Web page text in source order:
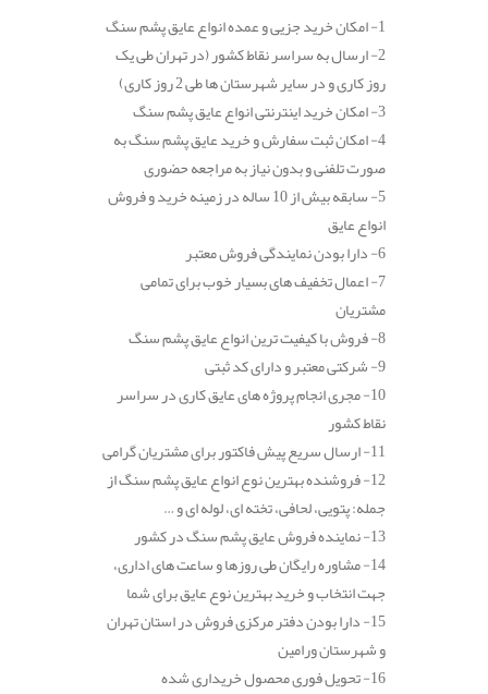
1- امکان خرید جزیی و عمده انواع عایق پشم سنگ
2- ارسال به سراسر نقاط کشور (در تهران طی یک
روز کاری و در سایر شهرستان ها طی 2 روز کاری)
3- امکان خرید اینترنتی انواع عایق پشم سنگ
4- امکان ثبت سفارش و خرید عایق پشم سنگ به
صورت تلفنی و بدون نیاز به مراجعه حضوری
5- سابقه بیش از 10 ساله در زمینه خرید و فروش
انواع عایق
6- دارا بودن نمایندگی فروش معتبر
7- اعمال تخفیف های بسیار خوب برای تمامی
مشتریان
8- فروش با کیفیت ترین انواع عایق پشم سنگ
9- شرکتی معتبر و دارای کد ثبتی
10- مجری انجام پروژه های عایق کاری در سراسر
نقاط کشور
11- ارسال سریع پیش فاکتور برای مشتریان گرامی
12- فروشنده بهترین نوع انواع عایق پشم سنگ از
جمله: پتویی، لحافی، تخته ای، لوله ای و …
13- نماینده فروش عایق پشم سنگ در کشور
14- مشاوره رایگان طی روزها و ساعت های اداری،
جهت انتخاب و خرید بهترین نوع عایق برای شما
15- دارا بودن دفتر مرکزی فروش در استان تهران
و شهرستان ورامین
16- تحویل فوری محصول خریداری شده